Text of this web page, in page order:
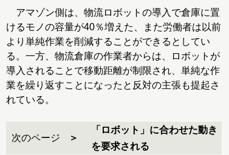
アマゾン側は、物流ロボットの導入で倉庫に置
けるモノの容量が40％増えた、また労働者は以前
より単純作業を削減することができるとしてい
る。一方、物流倉庫の作業者からは、ロボットが
導入されることで移動距離が制限され、単純な作
業を繰り返すことになったと反対の主張も提起さ
れている。
次のページ
「ロボット」に合わせた動き
を要求される